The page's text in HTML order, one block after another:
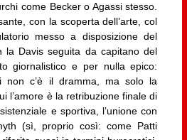
come Becker o Agassi stesso.
con la scoperta dell’arte, col
messo a disposizione del
la Davis seguita da capitano del
giornalistico e per nulla epico:
non c’è il dramma, ma solo la
l’amore è la retribuzione finale di
e sportiva, l’unione con
(sì, proprio così: come Patti